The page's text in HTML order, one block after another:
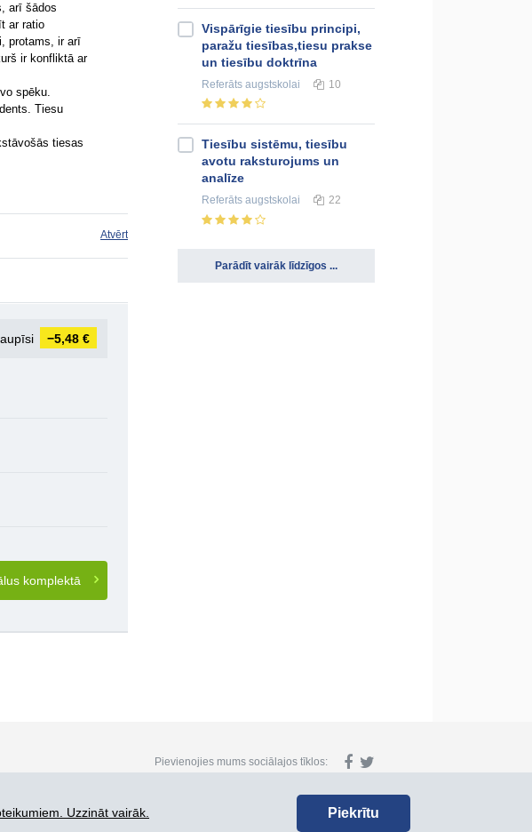
arī šādos
ar ratio
protams, ir arī
ir konfliktā ar
spēku.
Tiesu
tiesas
Atvērt
−5,48 €
komplektā
Vispārīgie tiesību principi,
paražu tiesības,tiesu prakse
un tiesību doktrīna
Referāts augstskolai 10
Tiesību sistēmu, tiesību
avotu raksturojums un
analīze
Referāts augstskolai 22
Parādīt vairāk līdzīgos ...
Pievienojies mums sociālajos tīklos:
Uzzināt vairāk. Piekrītu